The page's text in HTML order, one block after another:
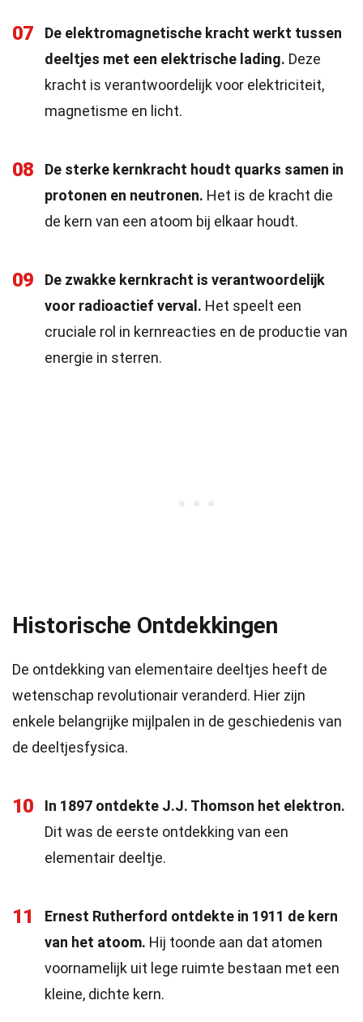
07
De elektromagnetische kracht werkt tussen
deeltjes met een elektrische lading. Deze
kracht is verantwoordelijk voor elektriciteit,
magnetisme en licht.
08
De sterke kernkracht houdt quarks samen in
protonen en neutronen. Het is de kracht die
de kern van een atoom bij elkaar houdt.
09
De zwakke kernkracht is verantwoordelijk
voor radioactief verval. Het speelt een
cruciale rol in kernreacties en de productie van
energie in sterren.
Historische Ontdekkingen
De ontdekking van elementaire deeltjes heeft de
wetenschap revolutionair veranderd. Hier zijn
enkele belangrijke mijlpalen in de geschiedenis van
de deeltjesfysica.
10
In 1897 ontdekte J.J. Thomson het elektron.
Dit was de eerste ontdekking van een
elementair deeltje.
11
Ernest Rutherford ontdekte in 1911 de kern
van het atoom. Hij toonde aan dat atomen
voornamelijk uit lege ruimte bestaan met een
kleine, dichte kern.